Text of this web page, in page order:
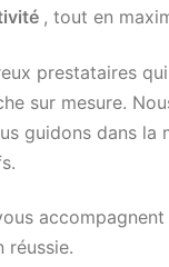
, tout en
prestataires
sur mesure.
guidons dans la
réussie.